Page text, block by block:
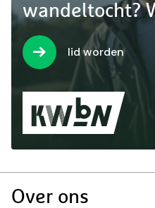
wandeltocht?
lid worden
Doormat
Over ons